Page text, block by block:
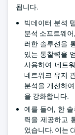
됩니다.
빅데이터 분석
분석 소프트웨
러한 솔루션을
있는 통찰력을
사용하여 네트
네트워크 유지
분석을 개선하
을 강화합니다.
예를 들어, 한
력을 제공하고
었습니다. 이는